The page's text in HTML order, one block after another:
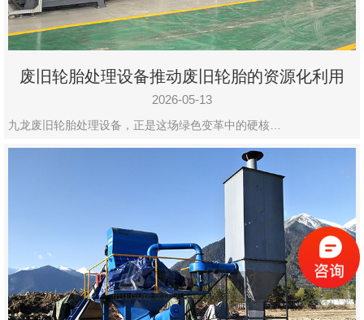
废旧轮胎处理设备推动废旧轮胎的资源化利用
2026-05-13
九龙废旧轮胎处理设备，正是这场绿色变革中的硬核…